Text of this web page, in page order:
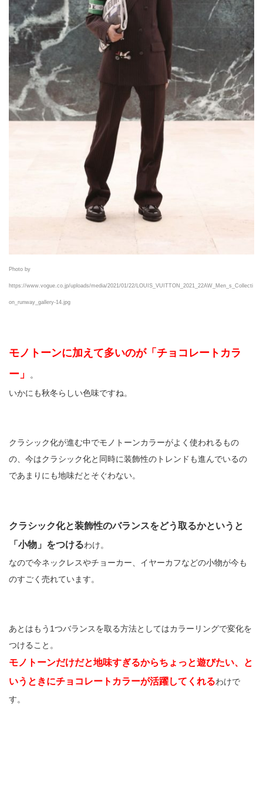
Photo by
https://www.vogue.co.jp/uploads/media/2021/01/22/LOUIS_VUITTON_2021_22AW_Men_s_Collecti
on_runway_gallery-14.jpg
モノトーンに加えて多いのが「チョコレートカラ
ー」
。
いかにも秋冬らしい色味ですね。
クラシック化が進む中でモノトーンカラーがよく使われるもの
の、今はクラシック化と同時に装飾性のトレンドも進んでいるの
であまりにも地味だとそぐわない。
クラシック化と装飾性のバランスをどう取るかというと
「小物」をつけるわけ。
なので今ネックレスやチョーカー、イヤーカフなどの小物が今も
のすごく売れています。
あとはもう1つバランスを取る方法としてはカラーリングで変化を
つけること。
モノトーンだけだと地味すぎるからちょっと遊びたい、と
いうときにチョコレートカラーが活躍してくれるわけで
す。